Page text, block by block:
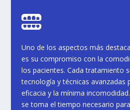

Uno de los aspectos más
es su compromiso con la
los pacientes. Cada tratamiento
tecnología y técnicas avanzadas
eficacia y la mínima
se toma el tiempo necesario